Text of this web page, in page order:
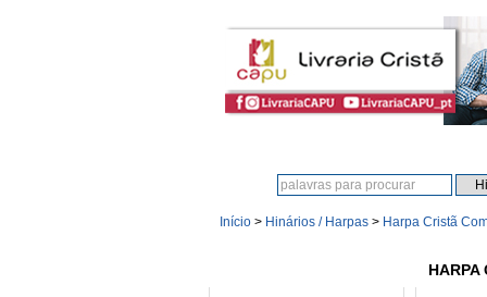
Início > Hinários / Harpas > Harpa Cristã
HARPA